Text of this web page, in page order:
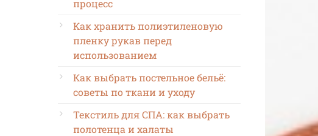
процесс
Как хранить полиэтиленовую
пленку рукав перед
использованием
Как выбрать постельное бельё:
советы по ткани и уходу
Текстиль для СПА: как выбрать
полотенца и халаты